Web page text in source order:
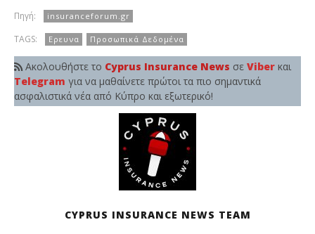
Πηγή: insuranceforum.gr
TAGS: Ερευνα Προσωπικά Δεδομένα
Ακολουθήστε το Cyprus Insurance News σε Viber και
Telegram για να μαθαίνετε πρώτοι τα πιο σημαντικά
ασφαλιστικά νέα από Κύπρο και εξωτερικό!
CYPRUS INSURANCE NEWS TEAM